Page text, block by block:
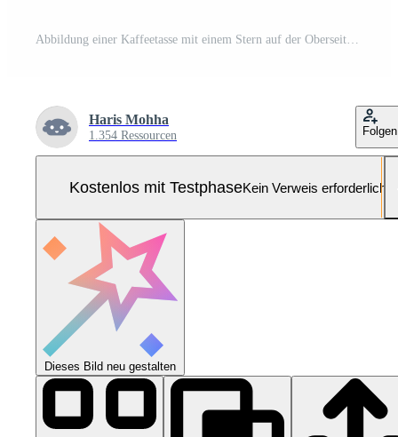
Abbildung einer Kaffeetasse mit einem Stern auf der Oberseite. gut für Cafés Pro-Vektor und Pro-SVG
Haris Mohha
1.354 Ressourcen Folgen
Kostenlos mit TestphaseKein Verweis erforderlich
Dieses Bild neu gestalten